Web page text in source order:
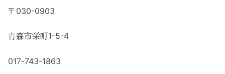
〒030-0903
青森市栄町1-5-4
017-743-1863